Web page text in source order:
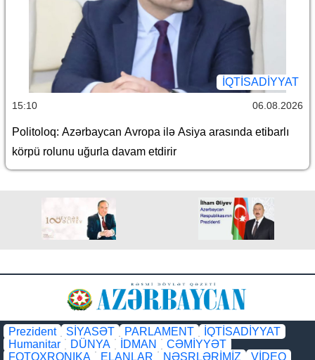
İQTİSADİYYAT
15:10 06.08.2026
Politoloq: Azərbaycan Avropa ilə Asiya arasında etibarlı
körpü rolunu uğurla davam etdirir
Prezident SİYASƏT PARLAMENT
İQTİSADİYYAT
Humanitar
DÜNYA İDMAN
CƏMİYYƏT
FOTOXRONIKA
ELANLAR NƏŞRLƏRİMİZ VİDEO